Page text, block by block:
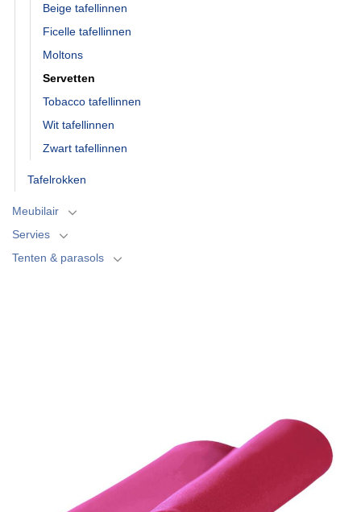
Beige tafellinnen
Ficelle tafellinnen
Moltons
Servetten
Tobacco tafellinnen
Wit tafellinnen
Zwart tafellinnen
Tafelrokken
Meubilair
Servies
Tenten & parasols